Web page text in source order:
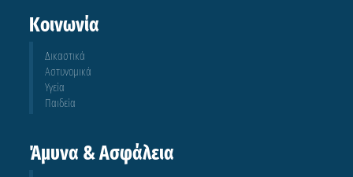
Κοινωνία
Δικαστικά
Αστυνομικά
Υγεία
Παιδεία
Άμυνα & Ασφάλεια